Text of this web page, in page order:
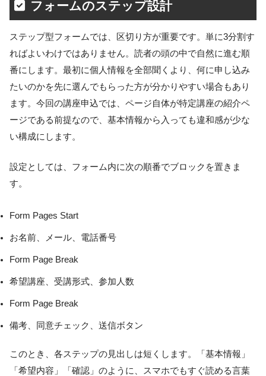
フォームのステップ設計
ステップ型フォームでは、区切り方が重要です。単に3分割す
ればよいわけではありません。読者の頭の中で自然に進む順
番にします。最初に個人情報を全部聞くより、何に申し込み
たいのかを先に選んでもらった方が分かりやすい場合もあり
ます。今回の講座申込では、ページ自体が特定講座の紹介ペ
ージである前提なので、基本情報から入っても違和感が少な
い構成にします。
設定としては、フォーム内に次の順番でブロックを置きま
す。
Form Pages Start
お名前、メール、電話番号
Form Page Break
希望講座、受講形式、参加人数
Form Page Break
備考、同意チェック、送信ボタン
このとき、各ステップの見出しは短くします。「基本情報」
「希望内容」「確認」のように、スマホでもすぐ読める言葉